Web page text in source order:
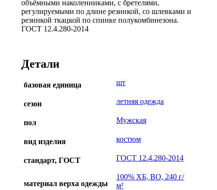
объёмными наколенниками, с бретелями,
регулируемыми по длине резинкой, со шлевками и
резинкой ткацкой по спинке полукомбинезона.
ГОСТ 12.4.280-2014
Детали
базовая единица шт
сезон летняя одежда
пол Мужская
вид изделия костюм
стандарт, ГОСТ ГОСТ 12.4.280-2014
материал верха одежды
100% ХБ, ВО, 240 г/
м²